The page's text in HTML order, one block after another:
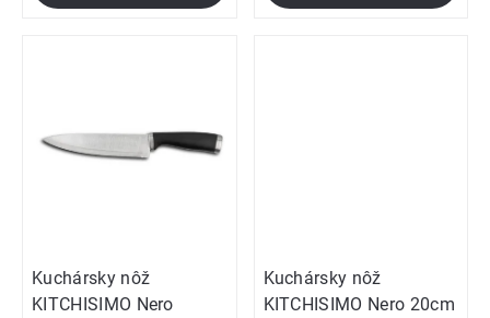
5,0
Kuchársky nôž
KITCHISIMO Nero
Kuchársky nôž
KITCHISIMO Nero 20cm